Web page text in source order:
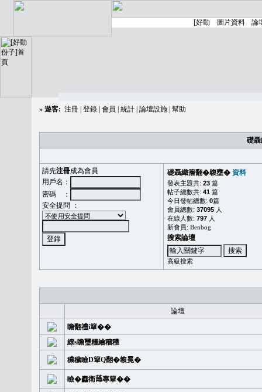
» 遊客: 注冊 登錄 會員 統計 論壇設施 幫助
礎
請先注冊成為會員
用戶名：
密碼 ：
安全提問 ：
礎聶織簷翻�䪖壅� 資料
發表主題共: 23 篇
帖子總數共: 41 篇
今日發帖總數: 0篇
會員總數: 37095 人
在線人數: 797 人
新會員: Benbog
搜索論壇
高級搜索
論壇
瞻翻禮i簞��
繚s瞻璽糧繪穡穫
穠穢瞼D簞Q翻�䪖冕�
瞼�䆐衛𦻕專簞��